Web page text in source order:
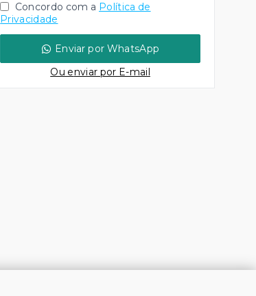
Concordo com a Política de
Privacidade
Enviar por WhatsApp
Ou enviar por E-mail